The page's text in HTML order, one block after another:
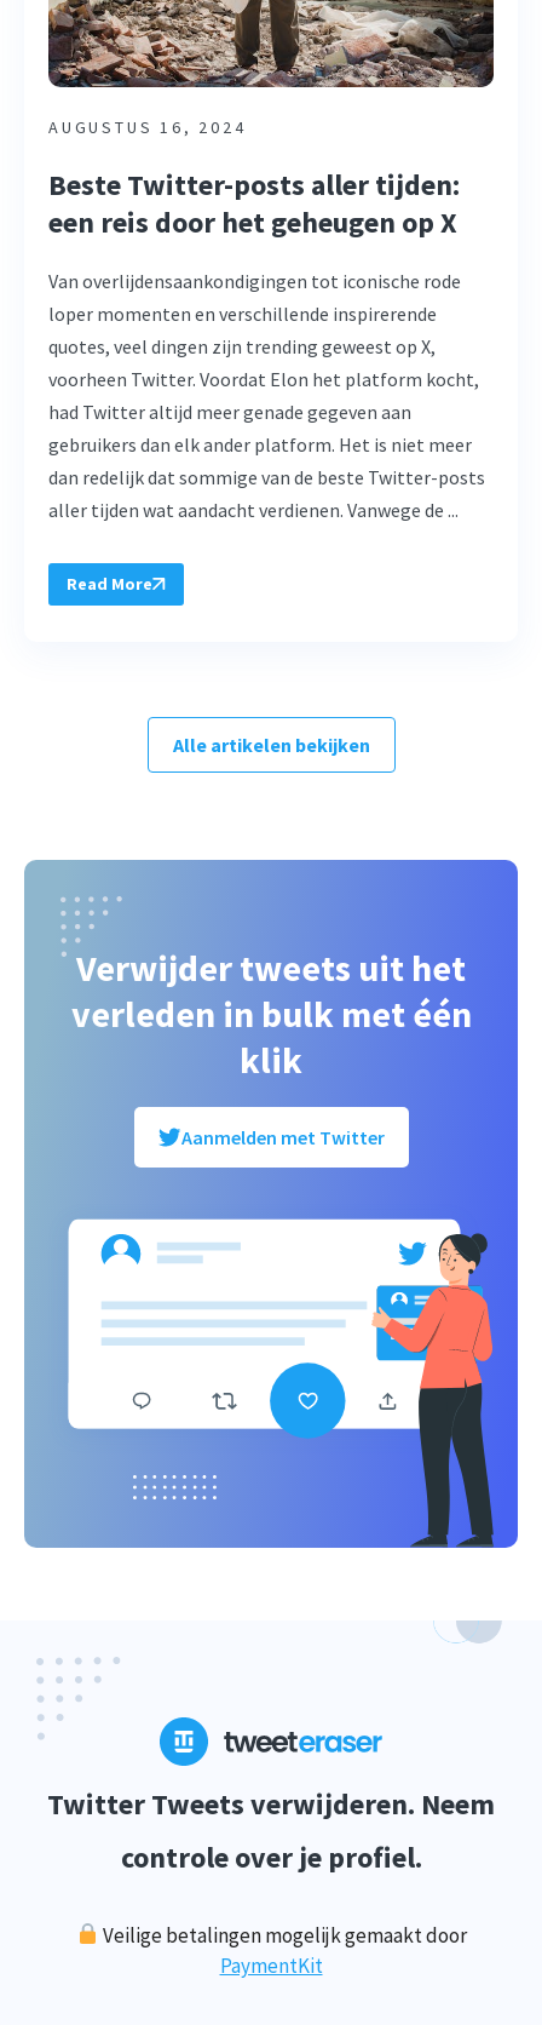
AUGUSTUS 16, 2024
Beste Twitter-posts aller tijden:
een reis door het geheugen op X
Van overlijdensaankondigingen tot iconische rode
loper momenten en verschillende inspirerende
quotes, veel dingen zijn trending geweest op X,
voorheen Twitter. Voordat Elon het platform kocht,
had Twitter altijd meer genade gegeven aan
gebruikers dan elk ander platform. Het is niet meer
dan redelijk dat sommige van de beste Twitter-posts
aller tijden wat aandacht verdienen. Vanwege de ...
Read More
Alle artikelen bekijken
Verwijder tweets uit het
verleden in bulk met één
klik
Aanmelden met Twitter
Twitter Tweets verwijderen. Neem
controle over je profiel.
Veilige betalingen mogelijk gemaakt door
PaymentKit